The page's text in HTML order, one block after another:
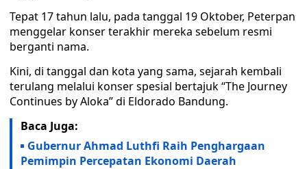
Tepat 17 tahun lalu, pada tanggal 19 Oktober, Peterpan
menggelar konser terakhir mereka sebelum resmi
berganti nama.
Kini, di tanggal dan kota yang sama, sejarah kembali
terulang melalui konser spesial bertajuk “The Journey
Continues by Aloka” di Eldorado Bandung.
Baca Juga:
Gubernur Ahmad Luthfi Raih Penghargaan
Pemimpin Percepatan Ekonomi Daerah